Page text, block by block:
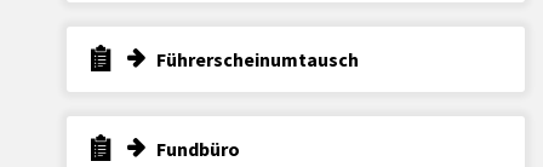
Führerscheinumtausch
Fundbüro